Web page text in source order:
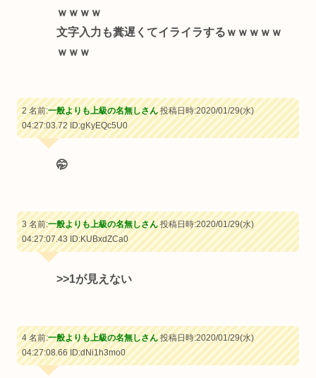
ｗｗｗｗ
文字入力も糞遅くてイライラするｗｗｗｗｗ
ｗｗｗ
2 名前:一般よりも上級の名無しさん投稿日時:2020/01/29(水)
04:27:03.72ID:gKyEQc5U0
🤭
3 名前:一般よりも上級の名無しさん投稿日時:2020/01/29(水)
04:27:07.43ID:KUBxdZCa0
>>1が見えない
4 名前:一般よりも上級の名無しさん投稿日時:2020/01/29(水)
04:27:08.66ID:dNi1h3mo0